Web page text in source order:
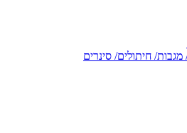
חיתולים/ סינרים